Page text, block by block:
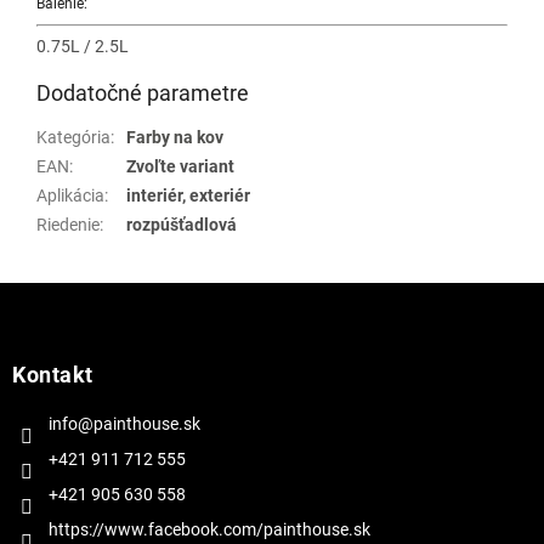
0.75L / 2.5L
Dodatočné parametre
Kategória:
Farby na kov
EAN:
Zvoľte variant
Aplikácia:
interiér, exteriér
Riedenie: rozpúšťadlová
Kontakt
info@painthouse.sk
+421 911 712 555
+421 905 630 558
https://www.facebook.com/painthouse.sk